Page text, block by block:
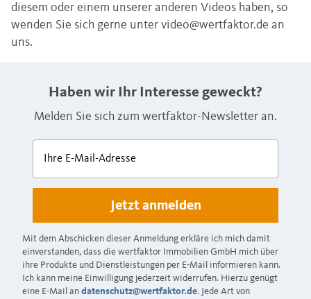
diesem oder einem unserer anderen Videos haben, so
wenden Sie sich gerne unter video@wertfaktor.de an
uns.
Haben wir Ihr Interesse geweckt?
Melden Sie sich zum wertfaktor-Newsletter an.
Ihre E-Mail-Adresse
Mit dem Abschicken dieser Anmeldung erkläre ich mich damit
einverstanden, dass die wertfaktor Immobilien GmbH mich über
ihre Produkte und Dienstleistungen per E-Mail informieren kann.
Ich kann meine Einwilligung jederzeit widerrufen. Hierzu genügt
eine E-Mail an datenschutz@wertfaktor.de. Jede Art von